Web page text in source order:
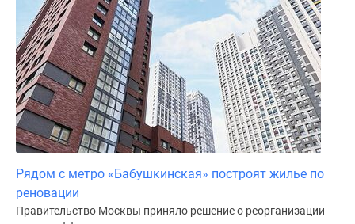
Рядом с метро «Бабушкинская» построят жилье по
реновации
Правительство Москвы приняло решение о реорганизации